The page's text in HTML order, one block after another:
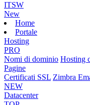
ITSW
New
Home
Portale
Hosting
PRO
Nomi di dominio Hosting
Pagine
Certificati SSL Zimbra
NEW
Datacenter